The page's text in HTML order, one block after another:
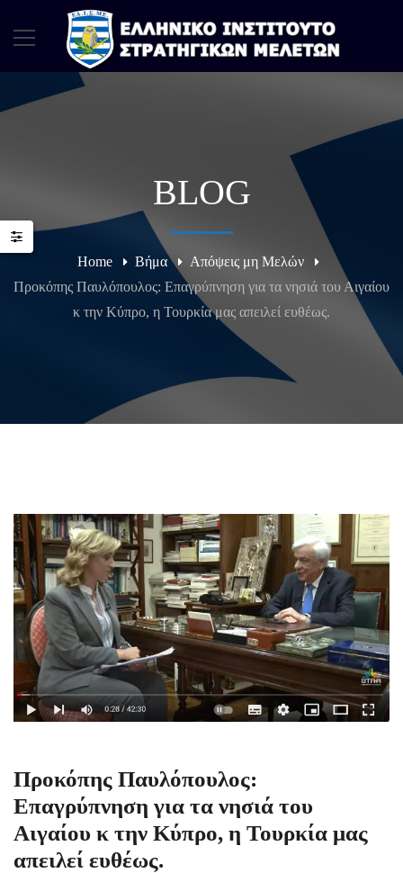
BLOG
Home Βήμα
Απόψεις μη Μελών
Προκόπης Παυλόπουλος: Επαγρύπνηση για τα νησιά του Αιγαίου
κ την Κύπρο, η Τουρκία μας απειλεί ευθέως.
Προκόπης Παυλόπουλος:
Επαγρύπνηση για τα νησιά του
Αιγαίου κ την Κύπρο, η Τουρκία μας
απειλεί ευθέως.